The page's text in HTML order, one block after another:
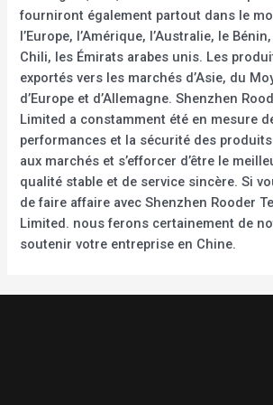
fourniront également partout dans le
l’Europe, l’Amérique, l’Australie, le
Chili, les Émirats arabes unis. Les
exportés vers les marchés d’Asie, du
d’Europe et d’Allemagne. Shenzhen
Limited a constamment été en mesure
performances et la sécurité des
aux marchés et s’efforcer d’être le
qualité stable et de service sincère. Si
de faire affaire avec Shenzhen Rooder
Limited. nous ferons certainement de
soutenir votre entreprise en Chine.